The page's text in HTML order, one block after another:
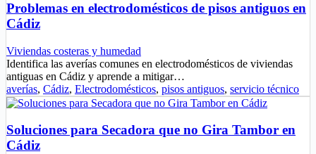
Problemas en electrodomésticos de pisos antiguos en
Cádiz
Viviendas costeras y humedad
Identifica las averías comunes en electrodomésticos de viviendas
antiguas en Cádiz y aprende a mitigar…
averías, Cádiz, Electrodomésticos, pisos antiguos, servicio técnico
Soluciones para Secadora que no Gira Tambor en
Cádiz